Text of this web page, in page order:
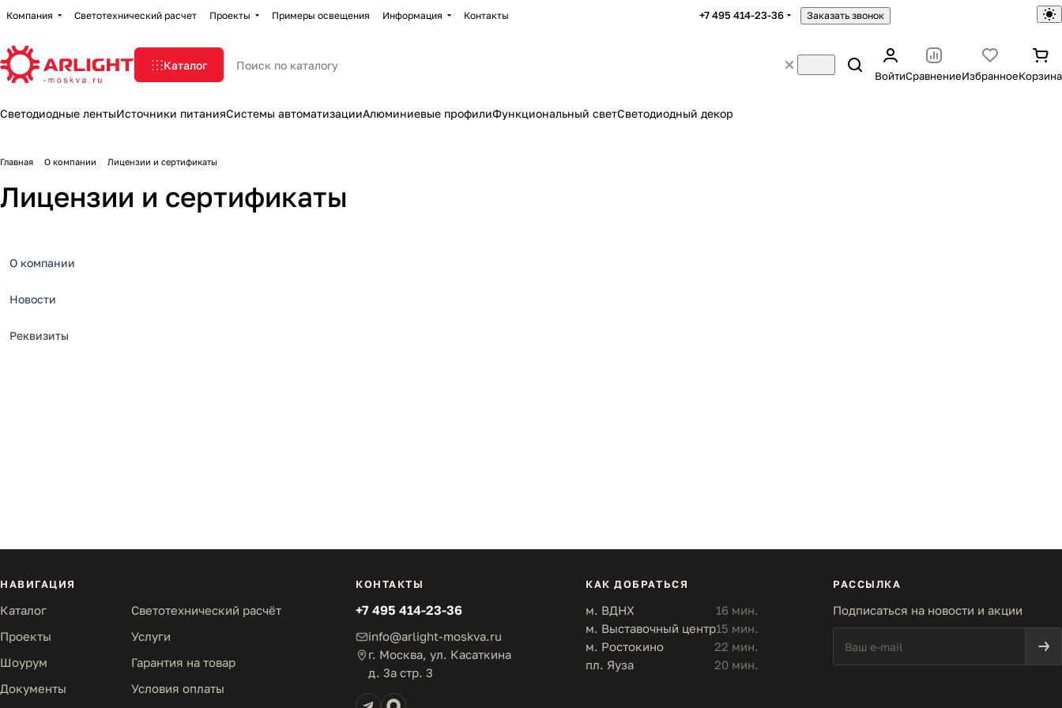
Компания Светотехнический расчет Проекты Примеры освещения Информация Контакты +7 495 414-23-36 Заказать звонок
Каталог
ВойтиСравнениеИзбранноеКорзина
Светодиодные лентыИсточники питанияСистемы автоматизацииАлюминиевые профилиФункциональный светСветодиодный декор
Главная О компании Лицензии и сертификаты
Лицензии и сертификаты
О компании
Новости
Реквизиты
НАВИГАЦИЯ
Каталог
Светотехнический расчёт
Проекты
Услуги
Шоурум
Гарантия на товар
Документы
Условия оплаты
КОНТАКТЫ
+7 495 414-23-36
info@arlight-moskva.ru
г. Москва, ул. Касаткина
д. 3а стр. 3
КАК ДОБРАТЬСЯ
м. ВДНХ
16 мин.
м. Выставочный центр15 мин.
м. Ростокино
22 мин.
пл. Яуза
20 мин.
РАССЫЛКА
Подписаться на новости и акции